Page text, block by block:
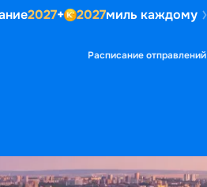
2027+ 2027миль каждому
Расписание отправлений